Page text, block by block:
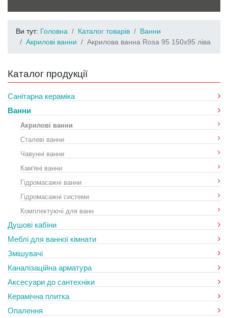
Ви тут: Головна Каталог товарів
Ванни
Акрилові ванни
Акрилова ванна Rosa 95 150х95 ліва
Каталог продукції
Санітарна кераміка
Ванни
Акрилові ванни
Сталеві ванни
Чавунні ванни
Кам'яні ванни
Гідромасажні ванни
Гідромасажні системи
Комплектуючі для ванн
Душові кабіни
Меблі для ванної кімнати
Змішувачі
Каналізаційна арматура
Аксесуари до сантехніки
Керамічна плитка
Опалення